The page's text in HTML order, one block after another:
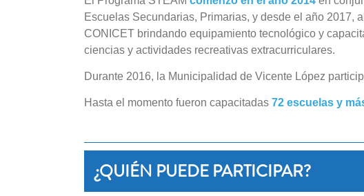
Escuelas Secundarias, Primarias, y desde el año 2017,
CONICET brindando equipamiento tecnológico y
ciencias y actividades recreativas extracurriculares.
Durante 2016, la Municipalidad de Vicente López
Hasta el momento fueron capacitadas 72 escuelas y
¿QUIÉN PUEDE PARTICIPAR?